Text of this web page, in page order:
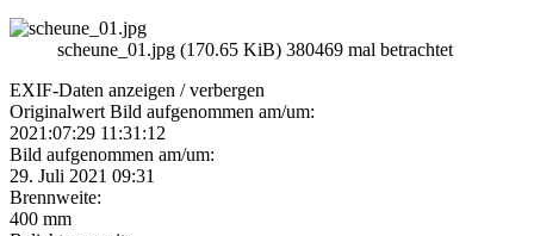
scheune_01.jpg (170.65 KiB) 380469 mal betrachtet
EXIF-Daten anzeigen / verbergen
Originalwert Bild aufgenommen am/um:
2021:07:29 11:31:12
Bild aufgenommen am/um:
29. Juli 2021 09:31
Brennweite:
400 mm